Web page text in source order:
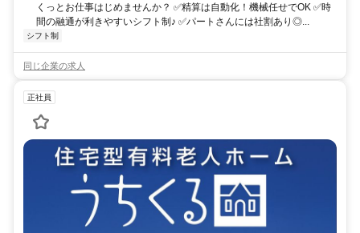
くっとお仕事はじめませんか？ ✅️精算は自動化！機械任せでOK ✅️時
間の融通が利きやすいシフト制♪ ✅️パートさんには社割あり◎...
シフト制
同じ企業の求人
正社員